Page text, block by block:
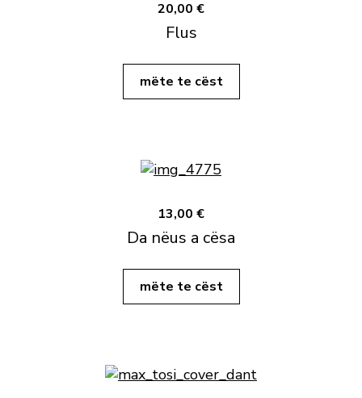
20,00 €
Flus
mëte te cëst
13,00 €
Da nëus a cësa
mëte te cëst